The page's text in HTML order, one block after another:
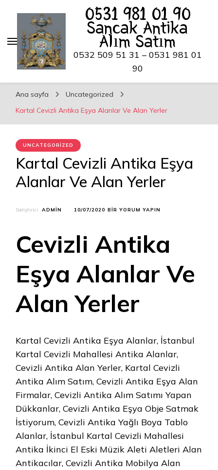
0531 981 01 90
Sancak Antika
Alım Satım
0532 509 51 31 – 0531 981 01
90
Ana sayfa
Uncategorized
Kartal Cevizli Antika Eşya Alanlar Ve Alan Yerler
UNCATEGORIZED
Kartal Cevizli Antika Eşya
Alanlar Ve Alan Yerler
Geliştirici ADMIN 10/07/2020 KARTAL
ALANLAR
VE
YERLER
IÇIN
BIR YORUM YAPIN
Cevizli Antika
Eşya Alanlar Ve
Alan Yerler
Kartal Cevizli Antika Eşya Alanlar, İstanbul
Kartal Cevizli Mahallesi Antika Alanlar,
Cevizli Antika Alan Yerler, Kartal Cevizli
Antika Alım Satım, Cevizli Antika Eşya Alan
Firmalar, Cevizli Antika Alım Satımı Yapan
Dükkanlar, Cevizli Antika Eşya Obje Satmak
İstiyorum, Cevizli Antika Yağlı Boya Tablo
Alanlar, İstanbul Kartal Cevizli Mahallesi
Antika İkinci El Eski Müzik Aleti Aletleri Alan
Antikacılar, Cevizli Antika Mobilya Alan